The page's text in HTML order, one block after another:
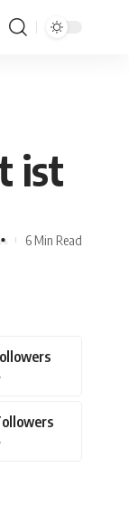
ist
6 Min Read